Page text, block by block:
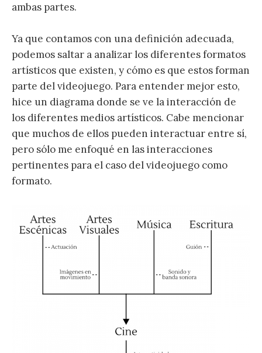
ambas partes.
Ya que contamos con una definición adecuada,
podemos saltar a analizar los diferentes formatos
artísticos que existen, y cómo es que estos forman
parte del videojuego. Para entender mejor esto,
hice un diagrama donde se ve la interacción de
los diferentes medios artísticos. Cabe mencionar
que muchos de ellos pueden interactuar entre sí,
pero sólo me enfoqué en las interacciones
pertinentes para el caso del videojuego como
formato.